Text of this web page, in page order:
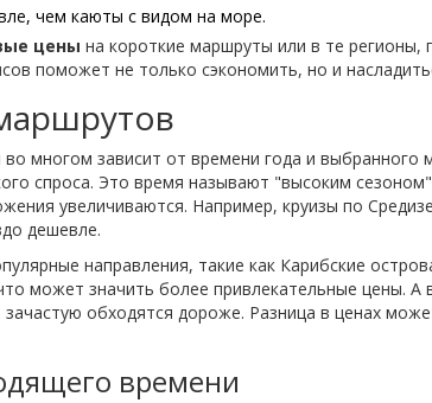
чем каюты с видом на море.
цены на короткие маршруты или в те регионы,
поможет не только сэкономить, но и
во многом зависит от времени года и выбранного
спроса. Это время называют "высоким
увеличиваются. Например, круизы по
дешевле.
направления, такие как Карибские
может значить более привлекательные цены.
обходятся дороже. Разница в ценах
времени